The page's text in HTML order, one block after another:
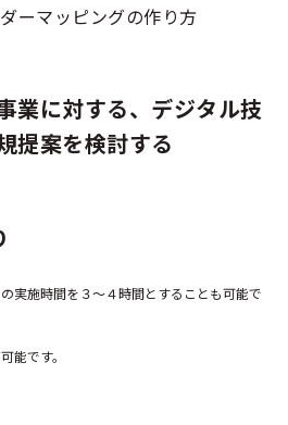
ーマッピングの作り方
業に対する、デジタル技
提案を検討する
実施時間を３〜４時間とすることも可能で
能です。